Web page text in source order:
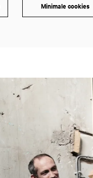
Minimale cookies